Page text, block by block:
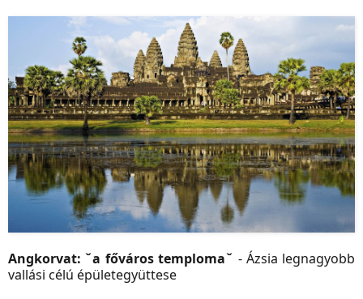
Angkorvat: ˇa főváros templomaˇ - Ázsia legnagyobb
vallási célú épületegyüttese